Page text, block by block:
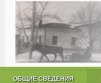
ОБЩИЕ СВЕДЕНИЯ